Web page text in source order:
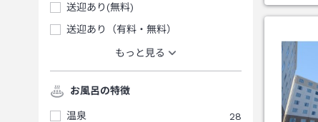
送迎あり(無料)
送迎あり（有料・無料）
もっと見る
お風呂の特徴
温泉
28